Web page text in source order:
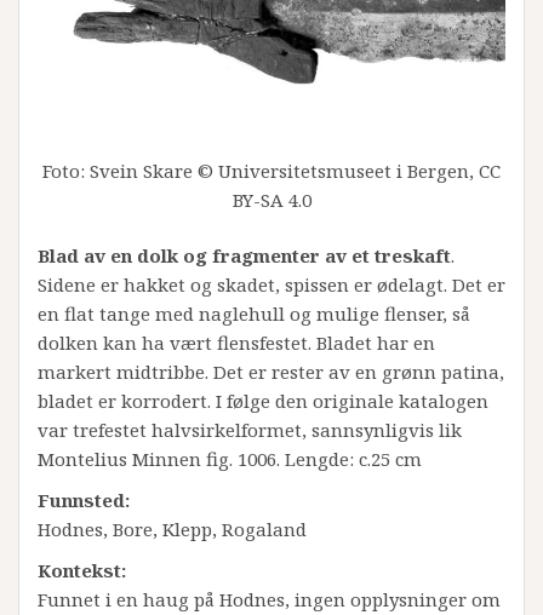
Foto: Svein Skare © Universitetsmuseet i Bergen, CC
BY-SA 4.0
Blad av en dolk og fragmenter av et treskaft.
Sidene er hakket og skadet, spissen er ødelagt. Det er
en flat tange med naglehull og mulige flenser, så
dolken kan ha vært flensfestet. Bladet har en
markert midtribbe. Det er rester av en grønn patina,
bladet er korrodert. I følge den originale katalogen
var trefestet halvsirkelformet, sannsynligvis lik
Montelius Minnen fig. 1006. Lengde: c.25 cm
Funnsted:
Hodnes, Bore, Klepp, Rogaland
Kontekst:
Funnet i en haug på Hodnes, ingen opplysninger om